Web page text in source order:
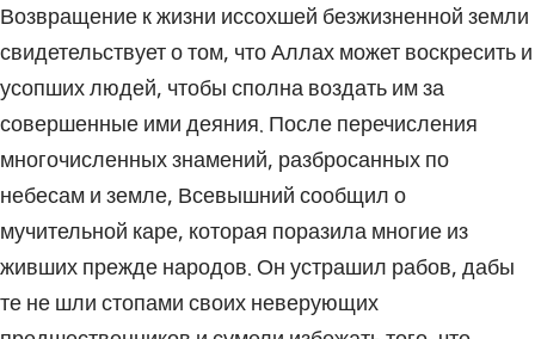
Возвращение к жизни иссохшей безжизненной земли
свидетельствует о том, что Аллах может воскресить и
усопших людей, чтобы сполна воздать им за
совершенные ими деяния. После перечисления
многочисленных знамений, разбросанных по
небесам и земле, Всевышний сообщил о
мучительной каре, которая поразила многие из
живших прежде народов. Он устрашил рабов, дабы
те не шли стопами своих неверующих